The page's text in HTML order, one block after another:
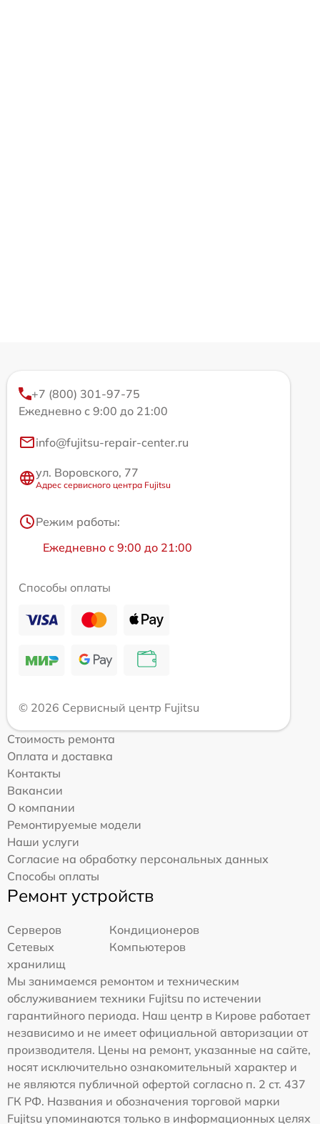
+7 (800) 301-97-75
Ежедневно с 9:00 до 21:00
info@fujitsu-repair-center.ru
ул. Воровского, 77
Адрес сервисного центра Fujitsu
Режим работы:
Ежедневно с 9:00 до 21:00
Способы оплаты
© 2026 Сервисный центр Fujitsu
Стоимость ремонта
Оплата и доставка
Контакты
Вакансии
О компании
Ремонтируемые модели
Наши услуги
Согласие на обработку персональных данных
Способы оплаты
Ремонт устройств
Серверов
Кондиционеров
Сетевых
хранилищ
Компьютеров
Мы занимаемся ремонтом и техническим
обслуживанием техники Fujitsu по истечении
гарантийного периода. Наш центр в Кирове работает
независимо и не имеет официальной авторизации от
производителя. Цены на ремонт, указанные на сайте,
носят исключительно ознакомительный характер и
не являются публичной офертой согласно п. 2 ст. 437
ГК РФ. Названия и обозначения торговой марки
Fujitsu упоминаются только в информационных целях